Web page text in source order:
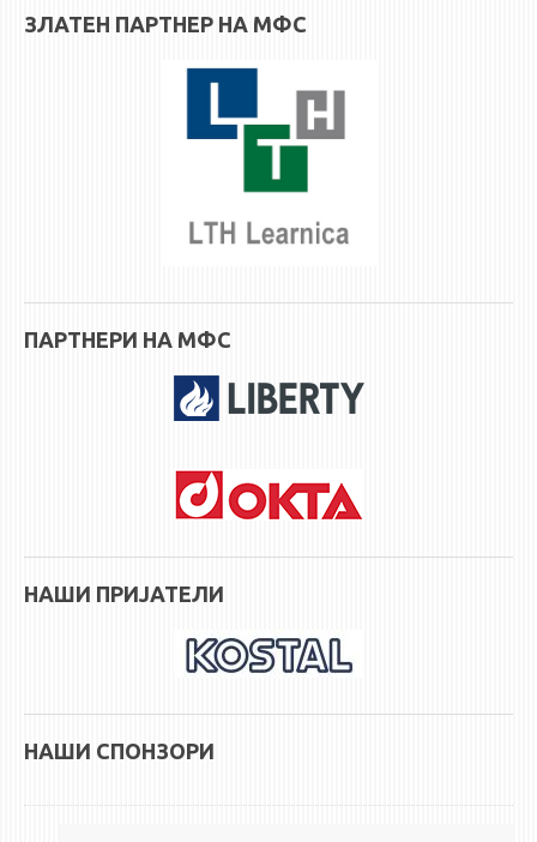
ЗЛАТЕН ПАРТНЕР НА МФС
ПАРТНЕРИ НА МФС
НАШИ ПРИЈАТЕЛИ
НАШИ СПОНЗОРИ